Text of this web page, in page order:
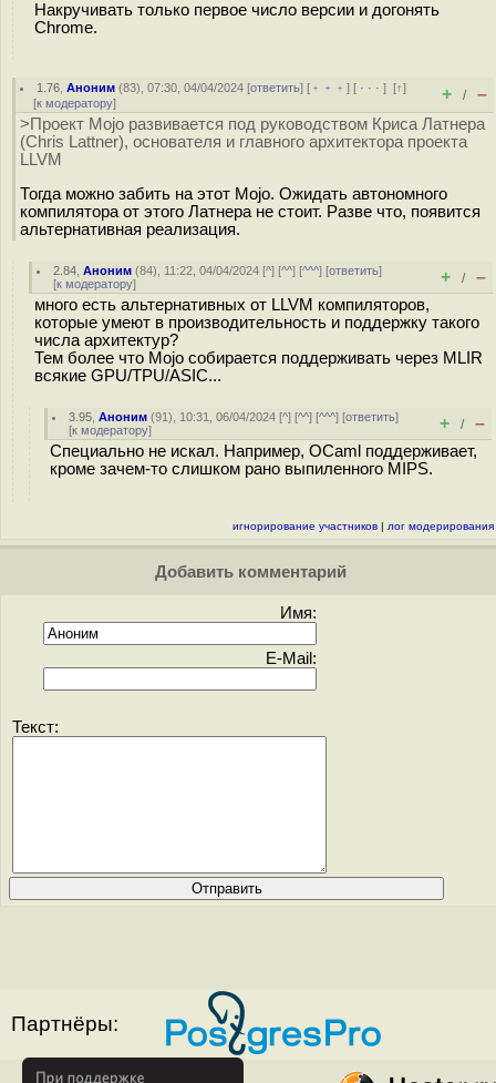
Накручивать только первое число версии и догонять
Chrome.
1.76 ,Аноним (83), 07:30, 04/04/2024 [ответить] [ ﹢﹢﹢] [ · · ·][↑]
[к модератору] + / –
>Проект Mojo развивается под руководством Криса Латнера
(Chris Lattner), основателя и главного архитектора проекта
LLVM
Тогда можно забить на этот Mojo. Ожидать автономного
компилятора от этого Латнера не стоит. Разве что, появится
альтернативная реализация.
2.84 ,Аноним (84), 11:22, 04/04/2024 [^] [^^] [^^^] [ответить]
[к модератору] + / –
много есть альтернативных от LLVM компиляторов,
которые умеют в производительность и поддержку такого
числа архитектур?
Тем более что Mojo собирается поддерживать через MLIR
всякие GPU/TPU/ASIC...
3.95 ,Аноним (91), 10:31, 06/04/2024 [^] [^^] [^^^] [ответить]
[к модератору] + / –
Специально не искал. Например, OCaml поддерживает,
кроме зачем-то слишком рано выпиленного MIPS.
игнорирование участников | лог модерирования
Добавить комментарий
Имя:
E-Mail:
Текст:
Партнёры: